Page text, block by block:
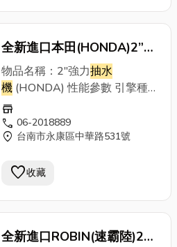
全新進口本田(HONDA)2”強
力抽水機(WL20XH((免運
費)~(原裝進口引擎)*
物品名稱：2"強力抽水
機(HONDA) 性能參數 引擎種
類：氣冷式四行程引擎最大出
量：580Liter/min全 揚 程：32
出 力：5.5HP/4000r.p.m.燃料
鉛汽油機體重量：23KG
store
call 06-2018889
location_on 台南市永康區中華路531號
favorite收藏
全新進口ROBIN(速霸陸)2”